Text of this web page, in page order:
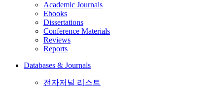
Academic Journals
Ebooks
Dissertations
Conference Materials
Reviews
Reports
Databases & Journals
전자저널 리스트